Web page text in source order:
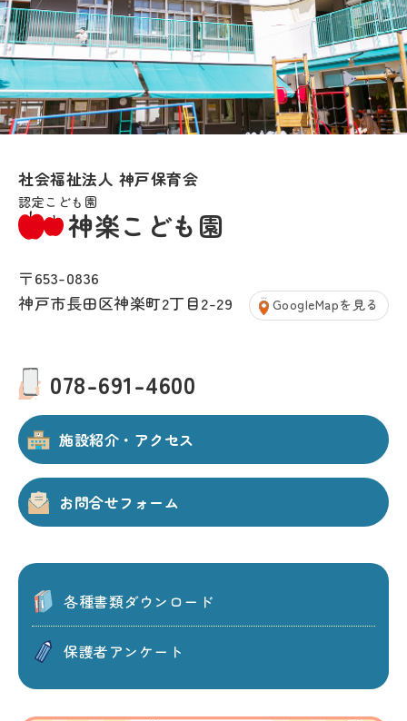
社会福祉法人 神戸保育会
認定こども園
神楽こども園
〒653-0836
神戸市長田区神楽町2丁目2-29
GoogleMapを見る
078-691-4600
施設紹介・アクセス
お問合せフォーム
各種書類ダウンロード
保護者アンケート